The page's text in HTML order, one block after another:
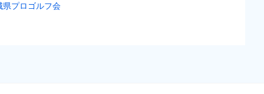
県プロゴルフ会